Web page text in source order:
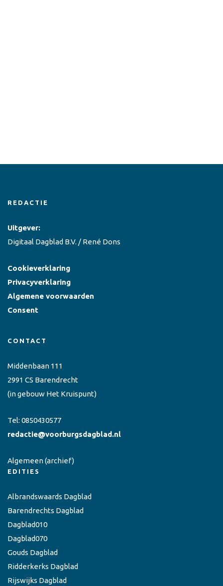
REDACTIE
Uitgever:
Digitaal Dagblad B.V. / René Dons
Cookieverklaring
Privacyverklaring
Algemene voorwaarden
Consent
CONTACT
Middenbaan 111
2991 CS Barendrecht
(in gebouw Het Kruispunt)
Tel: 0850430577
redactie@voorburgsdagblad.nl
Algemeen(archief)
EDITIES
Albrandswaards Dagblad
Barendrechts Dagblad
Dagblad010
Dagblad070
Gouds Dagblad
Ridderkerks Dagblad
Rijswijks Dagblad